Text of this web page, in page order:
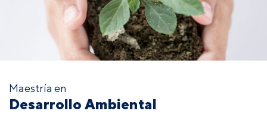
Maestría en
Desarrollo Ambiental